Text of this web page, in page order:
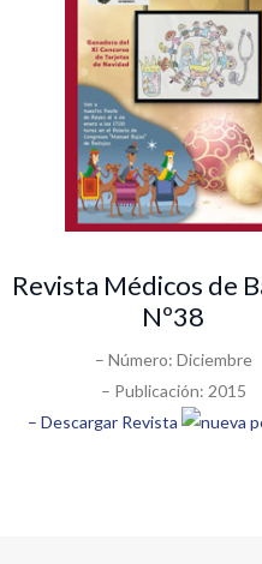
Revista Médicos de
Nº38
– Número: Diciembre
– Publicación: 2015
– Descargar Revista